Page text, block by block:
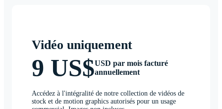
Vidéo uniquement
9 US$USD par mois facturé
annuellement
Accédez à l'intégralité de notre collection de vidéos de
stock et de motion graphics autorisés pour un usage